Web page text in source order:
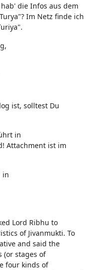
die Infos aus dem
Im Netz finde ich
ist, solltest Du
in
Attachment ist im
in
Lord Ribhu to
of Jivanmukti. To
and said the
(or stages of
four kinds of